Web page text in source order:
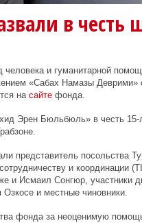
в честь
и гуманитарной
«Сабах Намазы Деврими»
на сайтефонда.
Эрен Бюльбюль» в честь 15-
представитель посольства
и координации
и Исмаил Сонгюр, участники
и местные чиновники.
фонда за неоценимую